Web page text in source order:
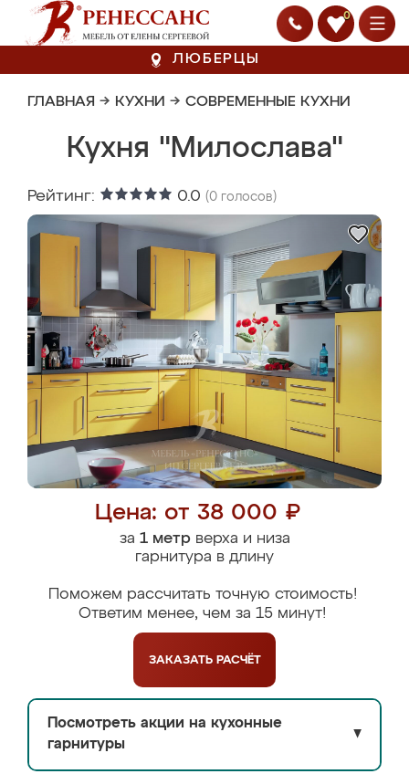
0
ЛЮБЕРЦЫ
ГЛАВНАЯ → КУХНИ → СОВРЕМЕННЫЕ КУХНИ
Кухня "Милослава"
Рейтинг: 0.0 (0 голосов)
Цена: от 38 000 ₽
за 1 метрверха и низа
гарнитура в длину
Поможем рассчитать точную стоимость!
Ответим менее, чем за 15 минут!
ЗАКАЗАТЬ РАСЧЁТ
Посмотреть акции на кухонные
гарнитуры
▼